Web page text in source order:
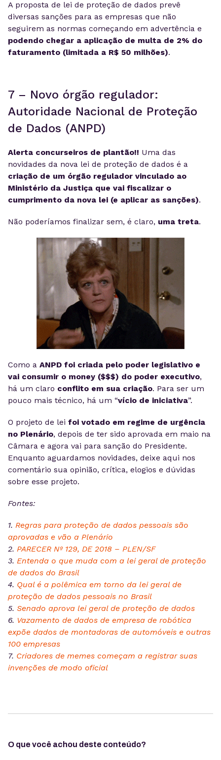
A proposta de lei de proteção de dados prevê
diversas sanções para as empresas que não
seguirem as normas começando em advertência e
podendo chegar a aplicação de multa de 2% do
faturamento (limitada a R$ 50 milhões).
7 – Novo órgão regulador:
Autoridade Nacional de Proteção
de Dados (ANPD)
Alerta concurseiros de plantão!! Uma das
novidades da nova lei de proteção de dados é a
criação de um órgão regulador vinculado ao
Ministério da Justiça que vai fiscalizar o
cumprimento da nova lei (e aplicar as sanções).
Não poderíamos finalizar sem, é claro, uma treta.
Como a ANPD foi criada pelo poder legislativo e
vai consumir o money ($$$) do poder executivo,
há um claro conflito em sua criação. Para ser um
pouco mais técnico, há um “vício de iniciativa”.
O projeto de lei foi votado em regime de urgência
no Plenário, depois de ter sido aprovada em maio na
Câmara e agora vai para sanção do Presidente.
Enquanto aguardamos novidades, deixe aqui nos
comentário sua opinião, crítica, elogios e dúvidas
sobre esse projeto.
Fontes:
1. Regras para proteção de dados pessoais são
aprovadas e vão a Plenário
2. PARECER Nº 129, DE 2018 – PLEN/SF
3. Entenda o que muda com a lei geral de proteção
de dados do Brasil
4. Qual é a polêmica em torno da lei geral de
proteção de dados pessoais no Brasil
5. Senado aprova lei geral de proteção de dados
6. Vazamento de dados de empresa de robótica
expõe dados de montadoras de automóveis e outras
100 empresas
7. Criadores de memes começam a registrar suas
invenções de modo oficial
O que você achou deste conteúdo?